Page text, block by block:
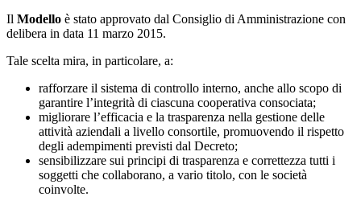
Il Modello è stato approvato dal Consiglio di Amministrazione con
delibera in data 11 marzo 2015.
Tale scelta mira, in particolare, a:
rafforzare il sistema di controllo interno, anche allo scopo di
garantire l’integrità di ciascuna cooperativa consociata;
migliorare l’efficacia e la trasparenza nella gestione delle
attività aziendali a livello consortile, promuovendo il rispetto
degli adempimenti previsti dal Decreto;
sensibilizzare sui principi di trasparenza e correttezza tutti i
soggetti che collaborano, a vario titolo, con le società
coinvolte.